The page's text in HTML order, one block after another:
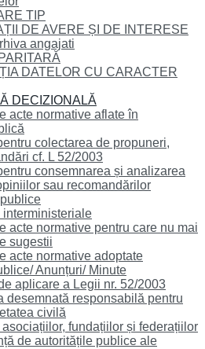
TIP
DE AVERE ȘI DE INTERESE
angajati
DATELOR CU CARACTER
DECIZIONALĂ
acte normative aflate în
colectarea de propuneri,
cf. L 52/2003
consemnarea și analizarea
sau recomandărilor
acte normative pentru care nu mai
sugestii
acte normative adoptate
Anunțuri/ Minute
aplicare a Legii nr. 52/2003
desemnată responsabilă pentru
civilă
fundațiilor și federațiilor
de autoritățile publice ale